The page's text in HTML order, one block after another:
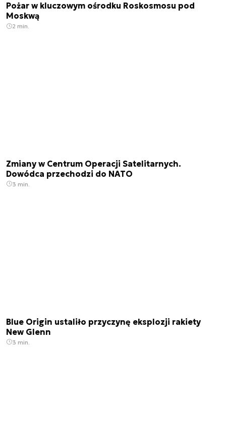
Pożar w kluczowym ośrodku Roskosmosu pod
Moskwą
2 min.
Zmiany w Centrum Operacji Satelitarnych.
Dowódca przechodzi do NATO
3 min.
Blue Origin ustaliło przyczynę eksplozji rakiety
New Glenn
3 min.